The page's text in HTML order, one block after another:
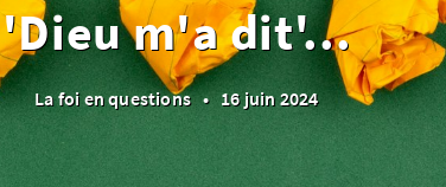
'Dieu m'a dit'...
La foi en questions • 16 juin 2024